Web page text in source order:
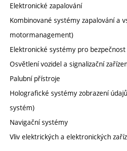
Elektronické zapalování
Kombinované systémy zapalování a
motormanagement)
Elektronické systémy pro
Osvětlení vozidel a signalizační
Palubní přístroje
Holografické systémy zobrazení
systém)
Navigační systémy
Vliv elektrických a elektronických